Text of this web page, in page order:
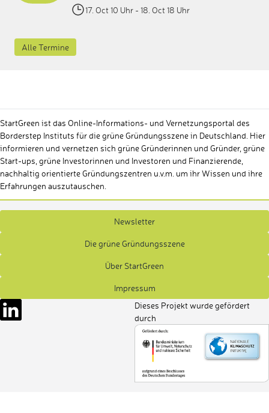
17. Oct 10 Uhr - 18. Oct 18 Uhr
Alle Termine
StartGreen ist das Online-Informations- und Vernetzungsportal des
Borderstep Instituts für die grüne Gründungsszene in Deutschland. Hier
informieren und vernetzen sich grüne Gründerinnen und Gründer, grüne
Start-ups, grüne Investorinnen und Investoren und Finanzierende,
nachhaltig orientierte Gründungszentren u.v.m. um ihr Wissen und ihre
Erfahrungen auszutauschen.
Newsletter
Die grüne Gründungsszene
Über StartGreen
Impressum
Dieses Projekt wurde gefördert
durch